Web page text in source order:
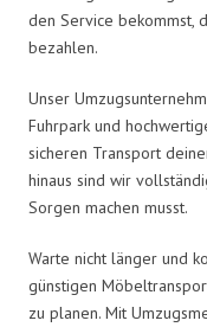
den Service bekommst,
bezahlen.
Unser
Fuhrpark und
sicheren Transport
hinaus sind wir
Sorgen machen musst.
Warte nicht länger und
günstigen
zu planen. Mit